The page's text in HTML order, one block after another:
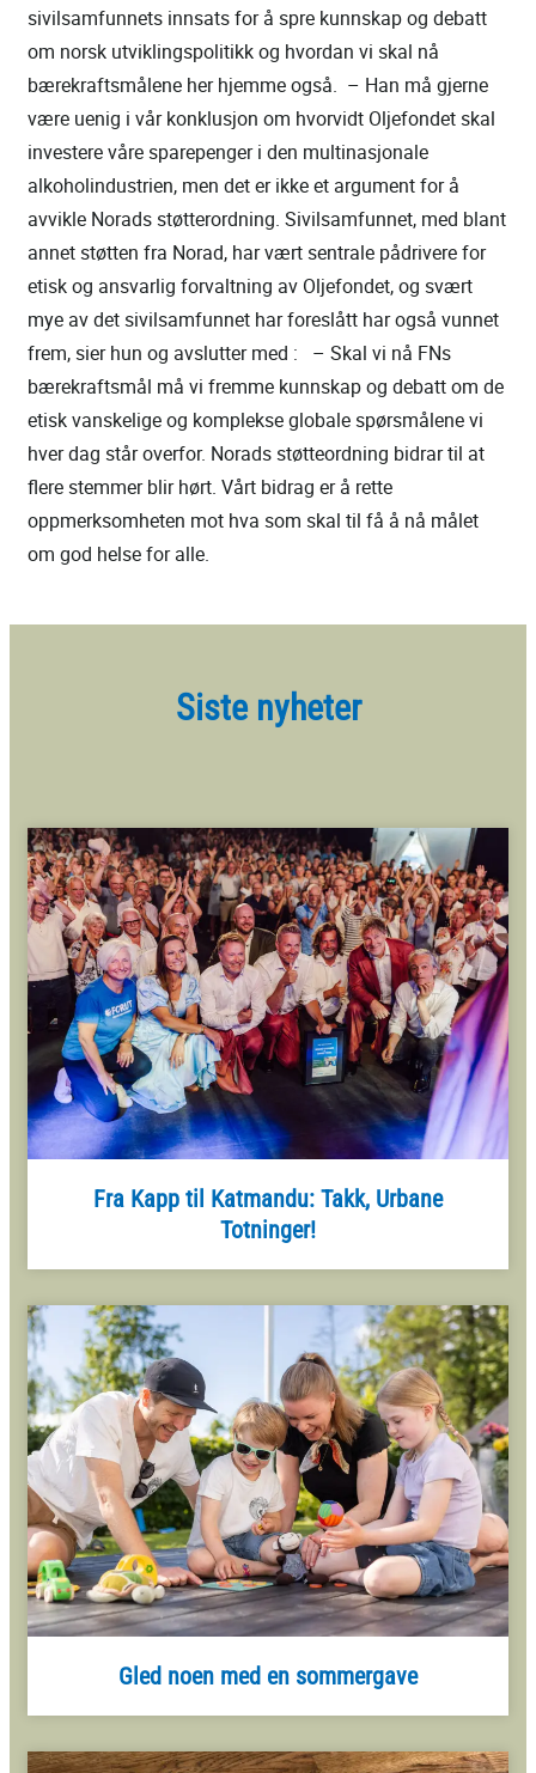
sivilsamfunnets innsats for å spre kunnskap og debatt
om norsk utviklingspolitikk og hvordan vi skal nå
bærekraftsmålene her hjemme også. – Han må gjerne
være uenig i vår konklusjon om hvorvidt Oljefondet skal
investere våre sparepenger i den multinasjonale
alkoholindustrien, men det er ikke et argument for å
avvikle Norads støtterordning. Sivilsamfunnet, med blant
annet støtten fra Norad, har vært sentrale pådrivere for
etisk og ansvarlig forvaltning av Oljefondet, og svært
mye av det sivilsamfunnet har foreslått har også vunnet
frem, sier hun og avslutter med : – Skal vi nå FNs
bærekraftsmål må vi fremme kunnskap og debatt om de
etisk vanskelige og komplekse globale spørsmålene vi
hver dag står overfor. Norads støtteordning bidrar til at
flere stemmer blir hørt. Vårt bidrag er å rette
oppmerksomheten mot hva som skal til få å nå målet
om god helse for alle.
Siste nyheter
Fra Kapp til Katmandu: Takk, Urbane
Totninger!
Gled noen med en sommergave